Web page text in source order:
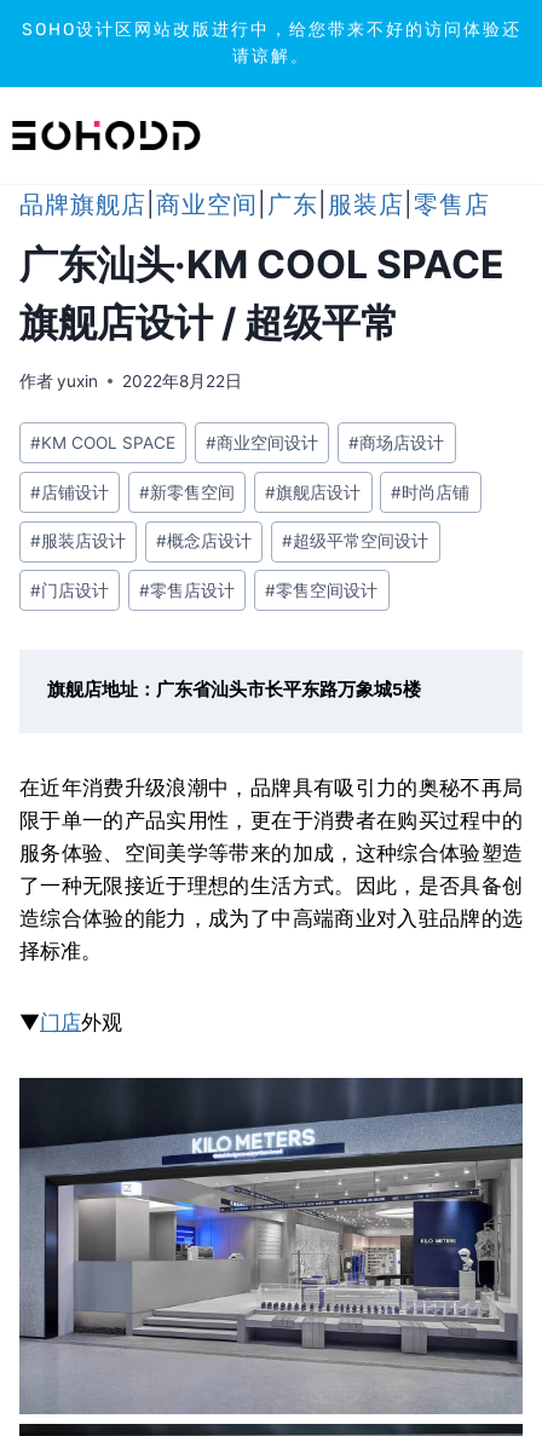
SOHO设计区网站改版进行中，给您带来不好的访问体验还
请谅解。
到
品牌旗舰店 商业空间 广东 服装店 零售店
广东汕头·KM COOL SPACE
旗舰店设计 / 超级平常
作者yuxin 2022年8月22日
文
章
标
签：
#KM COOL SPACE #商业空间设计 #商场店设计
#店铺设计 #新零售空间 #旗舰店设计 #时尚店铺
#服装店设计 #概念店设计 #超级平常空间设计
#门店设计 #零售店设计 #零售空间设计
旗舰店地址：广东省汕头市长平东路万象城5楼
在近年消费升级浪潮中，品牌具有吸引力的奥秘不再局
限于单一的产品实用性，更在于消费者在购买过程中的
服务体验、空间美学等带来的加成，这种综合体验塑造
了一种无限接近于理想的生活方式。因此，是否具备创
造综合体验的能力，成为了中高端商业对入驻品牌的选
择标准。
▼门店外观